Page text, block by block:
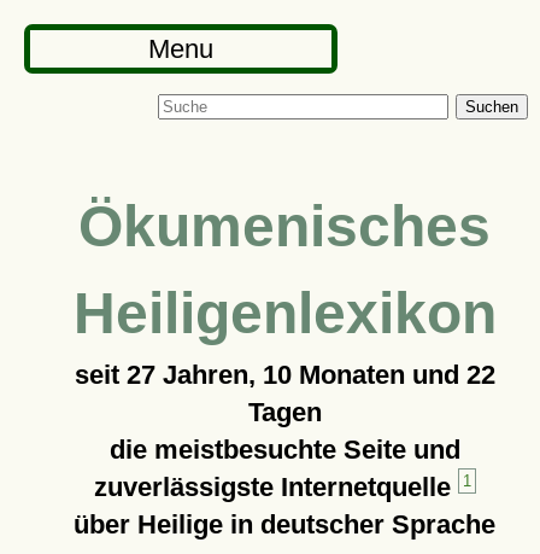
Menu
Suchen
Ökumenisches
Heiligenlexikon
seit 27 Jahren, 10 Monaten und 22
Tagen
die meistbesuchte Seite und
zuverlässigste Internetquelle
1
über Heilige in deutscher Sprache